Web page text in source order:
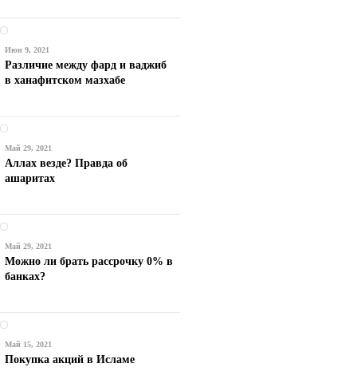
Июн 9, 2021
Различие между фард и ваджиб
в ханафитском мазхабе
Май 29, 2021
Аллах везде? Правда об
ашаритах
Май 29, 2021
Можно ли брать рассрочку 0% в
банках?
Май 15, 2021
Покупка акций в Исламе